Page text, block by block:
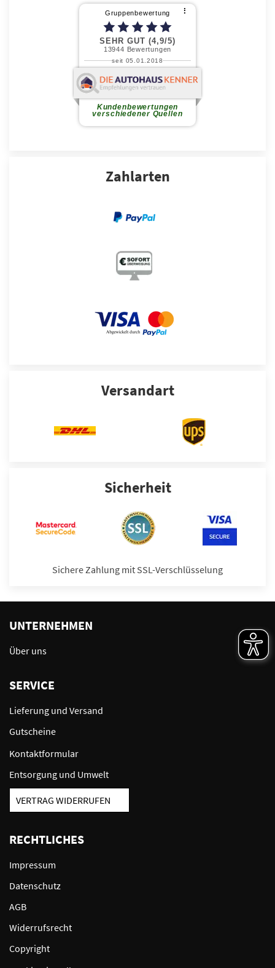
Zahlarten
Versandart
Sicherheit
Sichere Zahlung mit SSL-Verschlüsselung
UNTERNEHMEN
Über uns
SERVICE
Lieferung und Versand
Gutscheine
Kontaktformular
Entsorgung und Umwelt
VERTRAG WIDERRUFEN
RECHTLICHES
Impressum
Datenschutz
AGB
Widerrufsrecht
Copyright